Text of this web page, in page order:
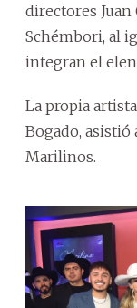
directores Juan
Schémbori, al
integran el
La propia
Bogado, asistió
Marilinos.